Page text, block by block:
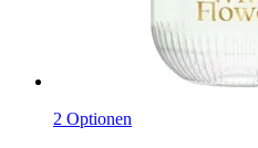
2 Optionen